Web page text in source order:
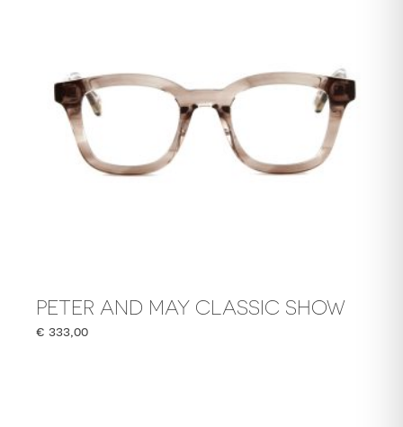
PETER AND MAY CLASSIC SHOW
€ 333,00